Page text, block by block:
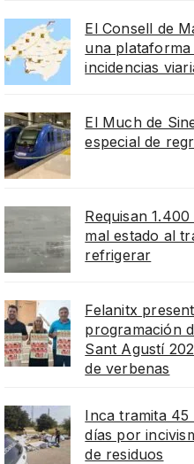
El Consell de
una plataforma
incidencias
El Much de
especial de
Requisan
mal estado al
refrigerar
Felanitx
programación
Sant Agustí
de verbenas
Inca tramita 45
días por
de residuos